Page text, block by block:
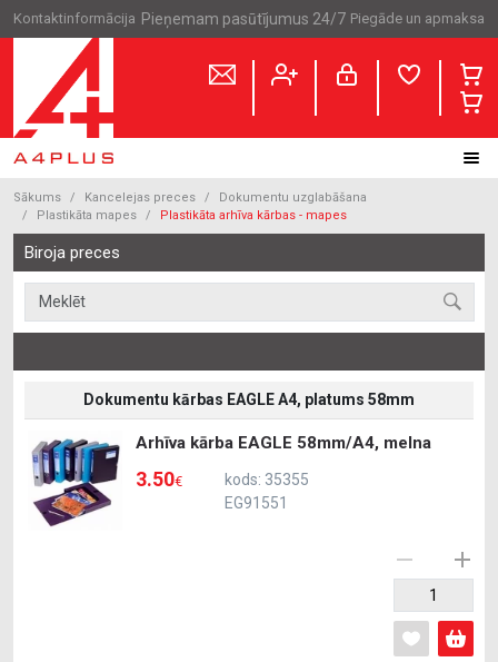
Kontaktinformācija Pieņemam pasūtījumus 24/7 Piegāde un apmaksa
Sākums Kancelejas preces
Dokumentu uzglabāšana
Plastikāta mapes
Plastikāta arhīva kārbas - mapes
Biroja preces
Dokumentu kārbas EAGLE A4, platums 58mm
Arhīva kārba EAGLE 58mm/A4, melna
3.50€
kods: 35355
EG91551